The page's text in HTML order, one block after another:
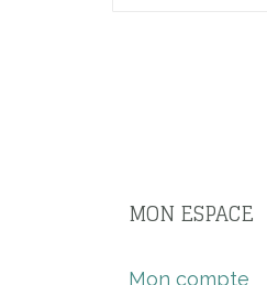
MON ESPACE
Mon compte